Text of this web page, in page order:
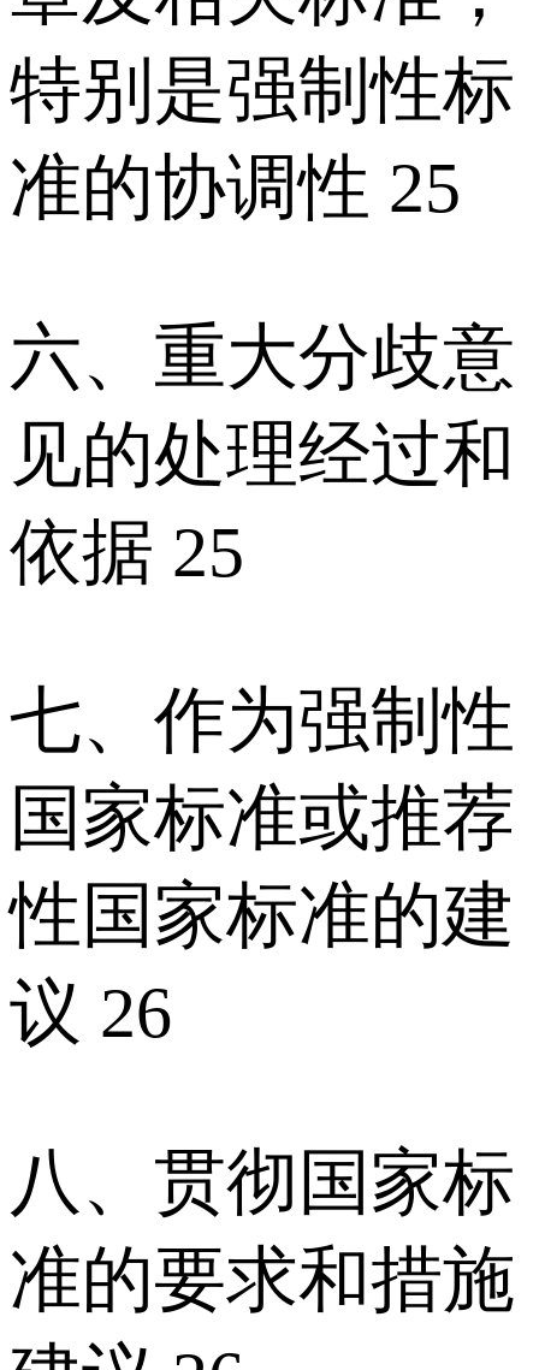
特别是强制性标
准的协调性 25
六、重大分歧意
见的处理经过和
依据 25
七、作为强制性
国家标准或推荐
性国家标准的建
议 26
八、贯彻国家标
准的要求和措施